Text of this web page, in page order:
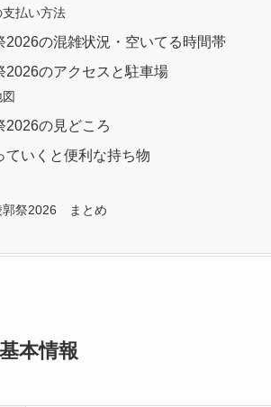
払い方法
2026の混雑状況・空いてる時間帯
2026のアクセスと駐車場
2026の見どころ
ていくと便利な持ち物
郭祭2026 まとめ
本情報